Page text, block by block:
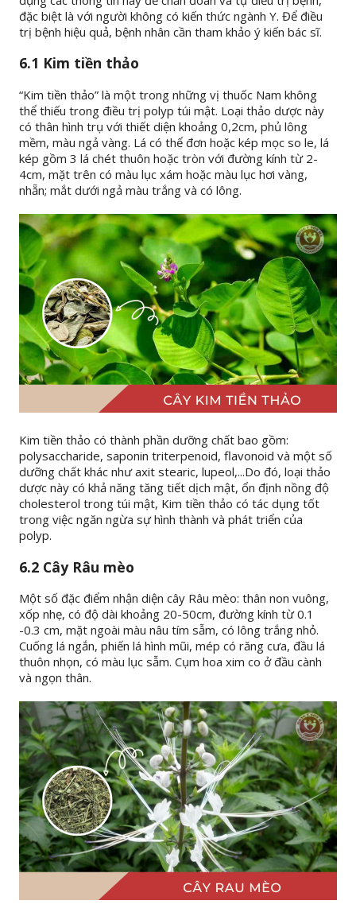
đặc biệt là với người không có kiến thức ngành Y. Để điều
trị bệnh hiệu quả, bệnh nhân cần tham khảo ý kiến bác sĩ.
6.1 Kim tiền thảo
“Kim tiền thảo” là một trong những vị thuốc Nam không
thể thiếu trong điều trị polyp túi mật. Loại thảo dược này
có thân hình trụ với thiết diện khoảng 0,2cm, phủ lông
mềm, màu ngả vàng. Lá có thể đơn hoặc kép mọc so le, lá
kép gồm 3 lá chét thuôn hoặc tròn với đường kính từ 2-
4cm, mặt trên có màu lục xám hoặc màu lục hơi vàng,
nhẵn; mắt dưới ngả màu trắng và có lông.
Kim tiền thảo có thành phần dưỡng chất bao gồm:
polysaccharide, saponin triterpenoid, flavonoid và một số
dưỡng chất khác như axit stearic, lupeol,...Do đó, loại thảo
dược này có khả năng tăng tiết dịch mật, ổn định nồng độ
cholesterol trong túi mật, Kim tiền thảo có tác dụng tốt
trong việc ngăn ngừa sự hình thành và phát triển của
polyp.
6.2 Cây Râu mèo
Một số đặc điểm nhận diện cây Râu mèo: thân non vuông,
xốp nhẹ, có độ dài khoảng 20-50cm, đường kính từ 0.1
-0.3 cm, mặt ngoài màu nâu tím sẫm, có lông trắng nhỏ.
Cuống lá ngắn, phiến lá hình mũi, mép có răng cưa, đầu lá
thuôn nhọn, có màu lục sẫm. Cụm hoa xim co ở đầu cành
và ngọn thân.